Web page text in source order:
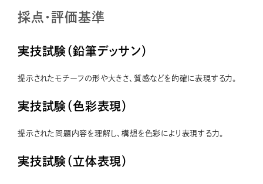
採点・評価基準
実技試験（鉛筆デッサン）
提示されたモチーフの形や大きさ、質感などを的確に表現する力。
実技試験（色彩表現）
提示された問題内容を理解し、構想を色彩により表現する力。
実技試験（立体表現）